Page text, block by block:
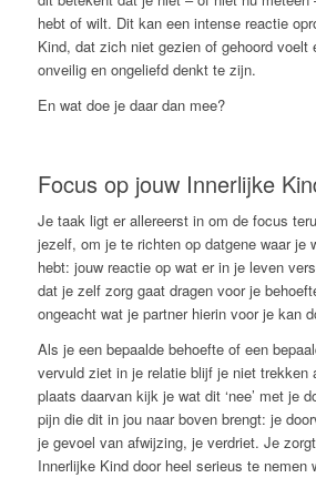
hebt of wilt. Dit kan een intense reactie
Kind, dat zich niet gezien of gehoord voelt
onveilig en ongeliefd denkt te zijn.
En wat doe je daar dan mee?
Focus op jouw Innerlijke
Je taak ligt er allereerst in om de focus
jezelf, om je te richten op datgene waar je
hebt: jouw reactie op wat er in je leven
dat je zelf zorg gaat dragen voor je
ongeacht wat je partner hierin voor je kan
Als je een bepaalde behoefte of een
vervuld ziet in je relatie blijf je niet trekken
plaats daarvan kijk je wat dit ‘nee’ met je
pijn die dit in jou naar boven brengt: je
je gevoel van afwijzing, je verdriet. Je
Innerlijke Kind door heel serieus te nemen